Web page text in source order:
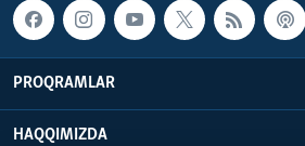
PROQRAMLAR
HAQQIMIZDA